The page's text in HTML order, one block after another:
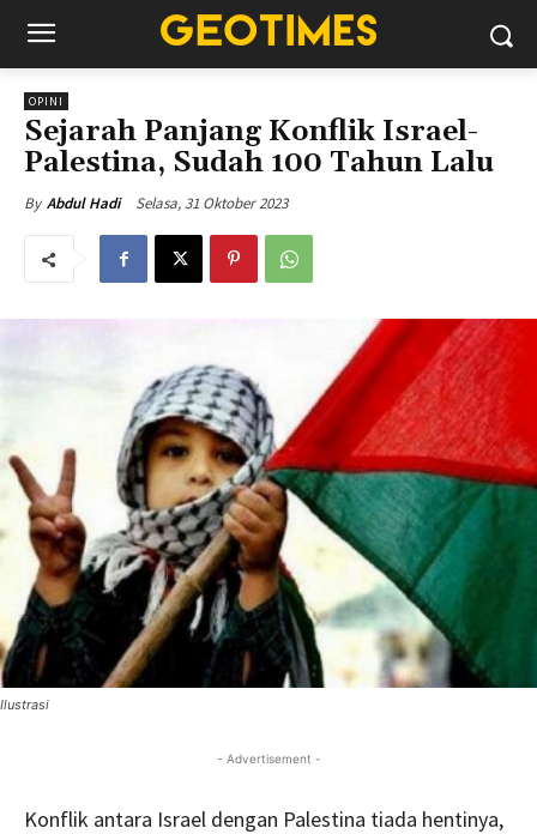
OPINI
Sejarah Panjang Konflik Israel-
Palestina, Sudah 100 Tahun Lalu
By Abdul Hadi Selasa, 31 Oktober 2023
Ilustrasi
- Advertisement -
Konflik antara Israel dengan Palestina tiada hentinya,